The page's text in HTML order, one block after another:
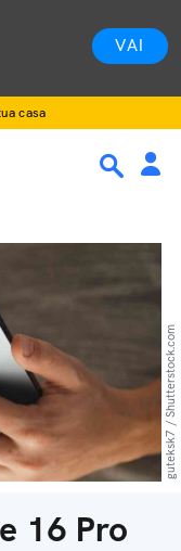
VAI
casa
16 Pro
guteksk7 / Shutterstock.com